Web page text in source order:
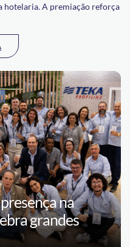
hotelaria. A premiação reforça
na
grandes